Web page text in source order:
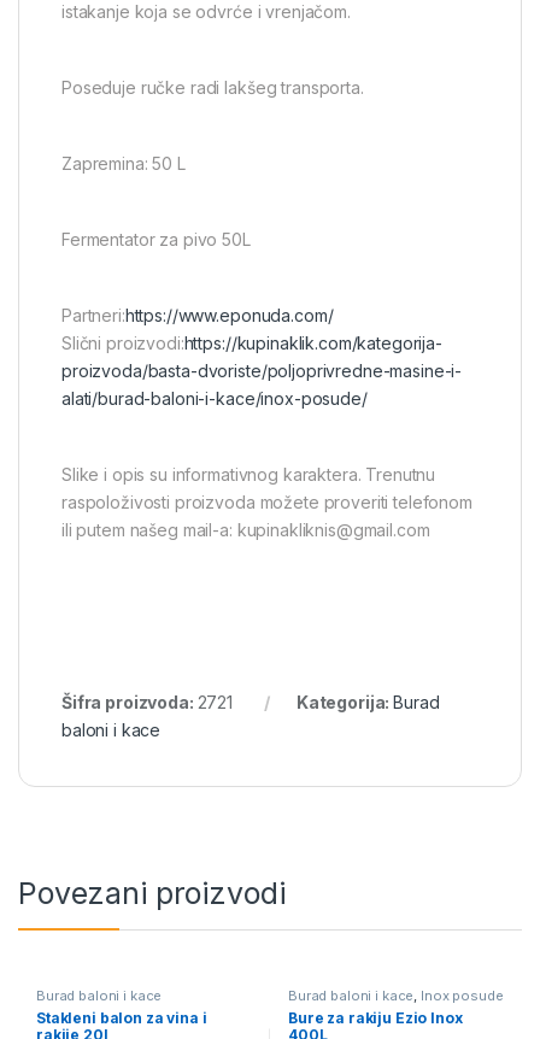
istakanje koja se odvrće i vrenjačom.
Poseduje ručke radi lakšeg transporta.
Zapremina: 50 L
Fermentator za pivo 50L
Partneri:https://www.eponuda.com/
Slični proizvodi:https://kupinaklik.com/kategorija-
proizvoda/basta-dvoriste/poljoprivredne-masine-i-
alati/burad-baloni-i-kace/inox-posude/
Slike i opis su informativnog karaktera. Trenutnu
raspoloživosti proizvoda možete proveriti telefonom
ili putem našeg mail-a: kupinakliknis@gmail.com
Šifra proizvoda: 2721 Kategorija:Burad
baloni i kace
Povezani proizvodi
Burad baloni i kace
Stakleni balon za vina i
rakije 20l
Burad baloni i kace, Inox posude
Bure za rakiju Ezio Inox
400L